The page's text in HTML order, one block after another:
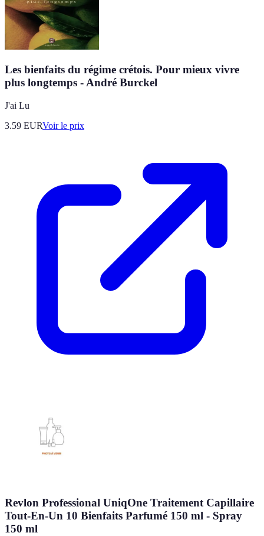
Les bienfaits du régime crétois. Pour mieux vivre
plus longtemps - André Burckel
J'ai Lu
3.59 EURVoir le prix
Revlon Professional UniqOne Traitement Capillaire
Tout-En-Un 10 Bienfaits Parfumé 150 ml - Spray
150 ml